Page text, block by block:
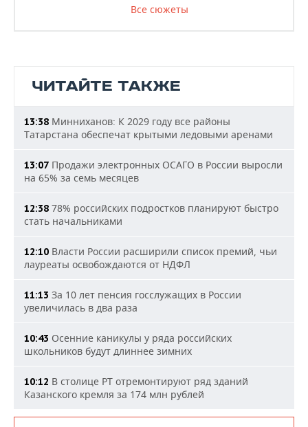
Все сюжеты
ЧИТАЙТЕ ТАКЖЕ
13:38 Минниханов: К 2029 году все районы
Татарстана обеспечат крытыми ледовыми аренами
13:07 Продажи электронных ОСАГО в России выросли
на 65% за семь месяцев
12:38 78% российских подростков планируют быстро
стать начальниками
12:10 Власти России расширили список премий, чьи
лауреаты освобождаются от НДФЛ
11:13 За 10 лет пенсия госслужащих в России
увеличилась в два раза
10:43 Осенние каникулы у ряда российских
школьников будут длиннее зимних
10:12 В столице РТ отремонтируют ряд зданий
Казанского кремля за 174 млн рублей